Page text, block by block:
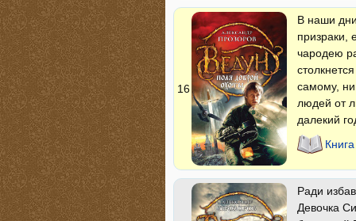
16
В наши
призраки,
чародею
самому, ни
людей от
далекий
Ради
Девочка